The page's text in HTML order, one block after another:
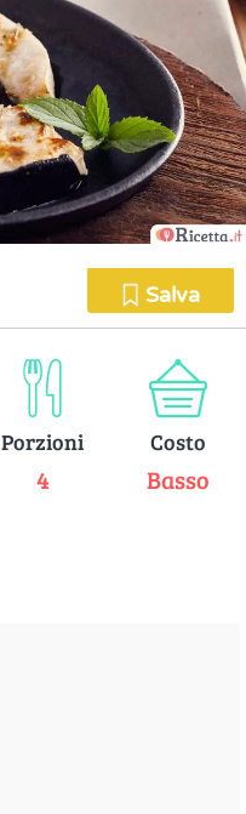
Salva
Porzioni
4
Costo
Basso